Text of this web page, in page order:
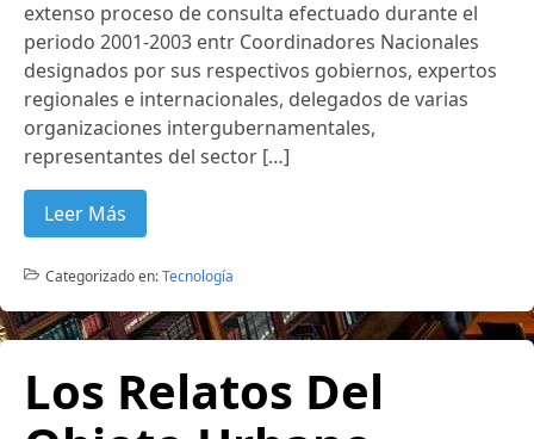
extenso proceso de consulta efectuado durante el
periodo 2001-2003 entr Coordinadores Nacionales
designados por sus respectivos gobiernos, expertos
regionales e internacionales, delegados de varias
organizaciones intergubernamentales,
representantes del sector […]
Leer Más
Categorizado en:Tecnología
Los Relatos Del